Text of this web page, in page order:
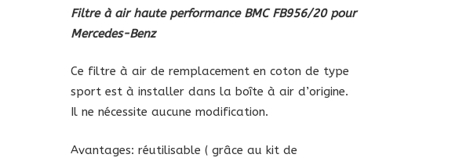
initial
était :
actuel
Filtre à air haute performance BMC FB956/20 pour
Mercedes-Benz
Ce filtre à air de remplacement en coton de type
sport est à installer dans la boîte à air d’origine.
Il ne nécessite aucune modification.
Avantages: réutilisable ( grâce au kit de